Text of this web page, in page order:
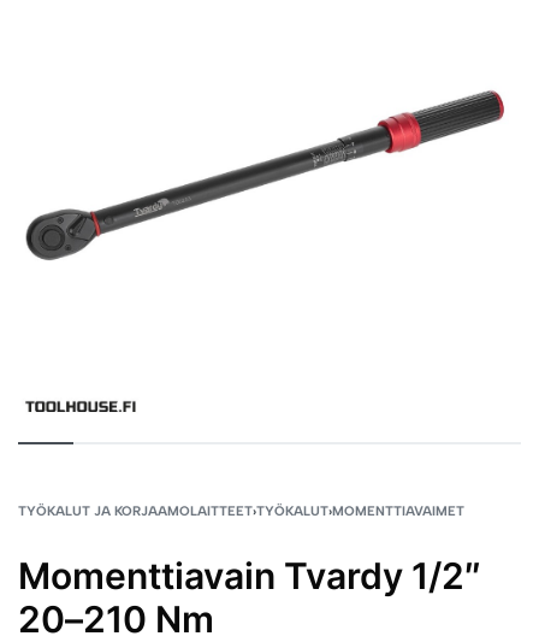
TYÖKALUT JA KORJAAMOLAITTEET›TYÖKALUT›MOMENTTIAVAIMET
Momenttiavain Tvardy 1/2″
20–210 Nm